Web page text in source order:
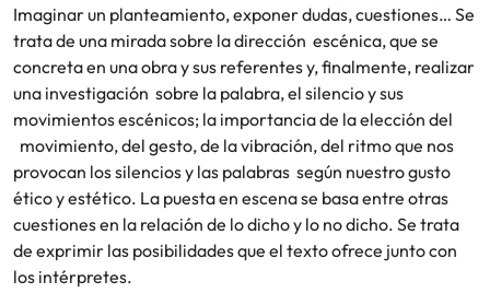
Imaginar un planteamiento, exponer dudas, cuestiones… Se
trata de una mirada sobre la dirección escénica, que se
concreta en una obra y sus referentes y, finalmente, realizar
una investigación sobre la palabra, el silencio y sus
movimientos escénicos; la importancia de la elección del
movimiento, del gesto, de la vibración, del ritmo que nos
provocan los silencios y las palabras según nuestro gusto
ético y estético. La puesta en escena se basa entre otras
cuestiones en la relación de lo dicho y lo no dicho. Se trata
de exprimir las posibilidades que el texto ofrece junto con
los intérpretes.